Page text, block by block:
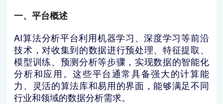
一、平台概述
AI算法分析平台利用机器学习、深度学习等前沿
技术，对收集到的数据进行预处理、特征提取、
模型训练、预测分析等步骤，实现数据的智能化
分析和应用。这些平台通常具备强大的计算能
力、灵活的算法库和易用的界面，能够满足不同
行业和领域的数据分析需求。